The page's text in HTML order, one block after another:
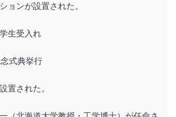
ョンが設置された。
生受入れ
式典挙行
置された。